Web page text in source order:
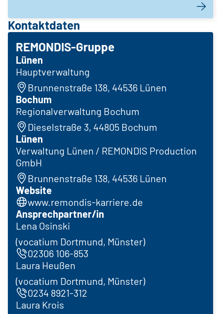
Kontaktdaten
REMONDIS-Gruppe
Lünen
Hauptverwaltung
Brunnenstraße 138, 44536 Lünen
Bochum
Regionalverwaltung Bochum
Dieselstraße 3, 44805 Bochum
Lünen
Verwaltung Lünen / REMONDIS Production
GmbH
Brunnenstraße 138, 44536 Lünen
Website
www.remondis-karriere.de
Ansprechpartner/in
Lena Osinski
(vocatium Dortmund, Münster)
02306 106-853
Laura Heußen
(vocatium Dortmund, Münster)
0234 8921-312
Laura Krois